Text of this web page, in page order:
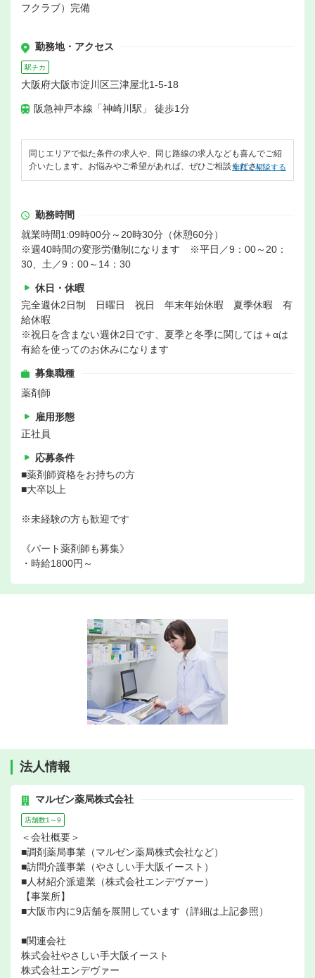
フクラブ）完備
勤務地・アクセス
駅チカ
大阪府大阪市淀川区三津屋北1-5-18
阪急神戸本線「神崎川駅」 徒歩1分
同じエリアで似た条件の求人や、同じ路線の求人なども喜んでご紹
介いたします。お悩みやご希望があれば、ぜひご相談ください。
無料で相談する
勤務時間
就業時間1:09時00分～20時30分（休憩60分）
※週40時間の変形労働制になります ※平日／9：00～20：
30、土／9：00～14：30
休日・休暇
完全週休2日制 日曜日 祝日 年末年始休暇 夏季休暇 有
給休暇
※祝日を含まない週休2日です、夏季と冬季に関しては＋αは
有給を使ってのお休みになります
募集職種
薬剤師
雇用形態
正社員
応募条件
■薬剤師資格をお持ちの方
■大卒以上
※未経験の方も歓迎です
《パート薬剤師も募集》
・時給1800円～
法人情報
マルゼン薬局株式会社
店舗数1～9
＜会社概要＞
■調剤薬局事業（マルゼン薬局株式会社など）
■訪問介護事業（やさしい手大阪イースト）
■人材紹介派遣業（株式会社エンデヴァー）
【事業所】
■大阪市内に9店舗を展開しています（詳細は上記参照）
■関連会社
株式会社やさしい手大阪イースト
株式会社エンデヴァー